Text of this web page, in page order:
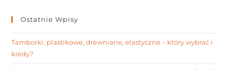
Ostatnie Wpisy
Tamborki: plastikowe, drewniane, elastyczne – który wybrać i
kiedy?